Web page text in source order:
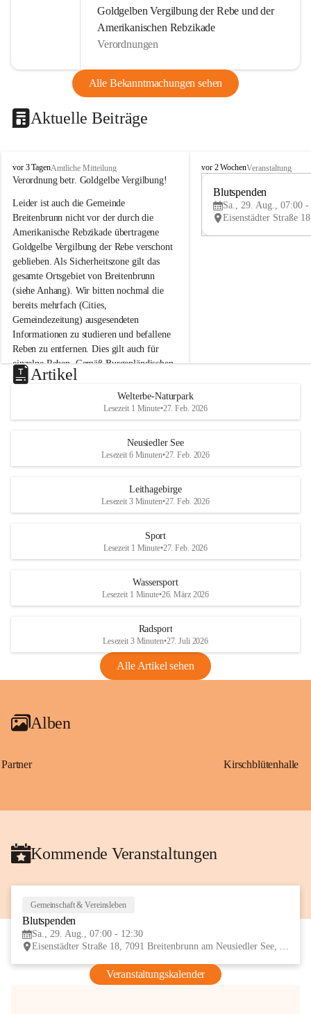
Goldgelben Vergilbung der Rebe und der
Amerikanischen Rebzikade
Verordnungen
Alle Bekanntmachungen sehen
Aktuelle Beiträge
B
r
i
t
e
n
b
r
u
n
n
a
m
N
e
u
s
d
S
vor 3 TagenAmtliche Mitteilung
Verordnung betr. Goldgelbe Vergilbung!
Leider ist auch die Gemeinde
Breitenbrunn nicht vor der durch die
Amerikanische Rebzikade übertragene
Goldgelbe Vergilbung der Rebe verschont
geblieben. Als Sicherheitszone gilt das
gesamte Ortsgebiet von Breitenbrunn
(siehe Anhang). Wir bitten nochmal die
bereits mehrfach (Cities,
Gemeindezeitung) ausgesendeten
Informationen zu studieren und befallene
Reben zu entfernen. Dies gilt auch für
einzelne Reben. Gemäß Burgenländischen
Weinbaugesetz sind nicht gepflegte oder
unzulässige Weingärten zu roden! Bitte
helfen wir zusammen um unsere Winzer
vor den prognostizierten Ernteausfällen
und den daraus folgenden wirtschaftlichen
Maßnahmen zur Bekämpfung
Rebe und der Amerikanischen
Anhang VBl. EU Nr. 18
1 Seite•1,4 MB
VBl. EU Nr. 18_2026
B
e
u
e
d
r
S
vor 2 WochenVeranstaltung
Blutspenden
Sa., 29. Aug., 07:00 -
Artikel
Welterbe-Naturpark
Lesezeit 1 Minute•27. Feb. 2026
Neusiedler See
Lesezeit 6 Minuten•27. Feb. 2026
Leithagebirge
Lesezeit 3 Minuten•27. Feb. 2026
Sport
Lesezeit 1 Minute•27. Feb. 2026
Wassersport
Lesezeit 1 Minute•26. März 2026
Radsport
Lesezeit 3 Minuten•27. Juli 2026
Alle Artikel sehen
Alben
Partner Kirschblütenhalle
Kommende Veranstaltungen
Gemeinschaft & Vereinsleben
Blutspenden
Sa., 29. Aug., 07:00 - 12:30
Eisenstädter Straße 18, 7091 Breitenbrunn am Neusiedler See, AUT
Veranstaltungskalender